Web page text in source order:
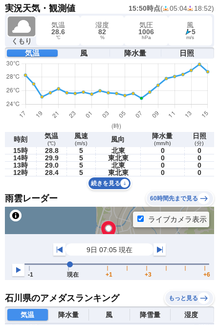
実況天気・観測値 15:50時点( 05:04 18:52)
くもり
気温
28.6
℃
湿度
82
%
気圧
1006
hPa
風
5
m/s
気温 風 降水量 日照
時刻 気温
(℃)
風速
(m/s) 風向 降水量
(mm/h)
日照
(分)
15時 28.8 5 北東 0
0
14時
29.9 5 東北東 0
0
13時
29.0 5 北東 0
0
12時
28.4 5 東北東 0 0
続きを見る
雨雲レーダー 60時間先まで見る
石川県のアメダスランキング もっと見る
気温 降水量 風 降雪量 湿度